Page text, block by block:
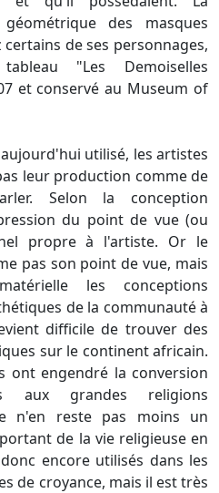
des masques
de ses personnages,
"Les Demoiselles
et conservé au Museum of
utilisé, les artistes
leur production comme de
Selon la conception
du point de vue (ou
propre à l'artiste. Or le
pas son point de vue, mais
les conceptions
de la communauté à
difficile de trouver des
sur le continent africain.
ont engendré la conversion
aux grandes religions
n'en reste pas moins un
de la vie religieuse en
encore utilisés dans les
de croyance, mais il est très